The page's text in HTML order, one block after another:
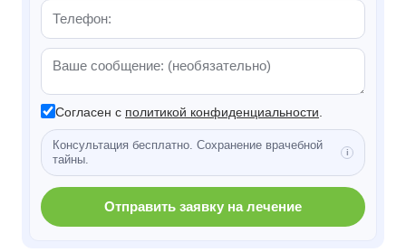
Согласен с политикой конфиденциальности
Консультация бесплатно. Сохранение врачебной
тайны.
Отправить заявку на лечение